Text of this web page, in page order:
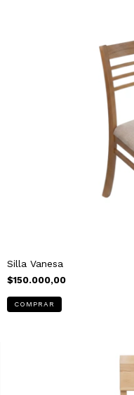
Silla Vanesa
$150.000,00